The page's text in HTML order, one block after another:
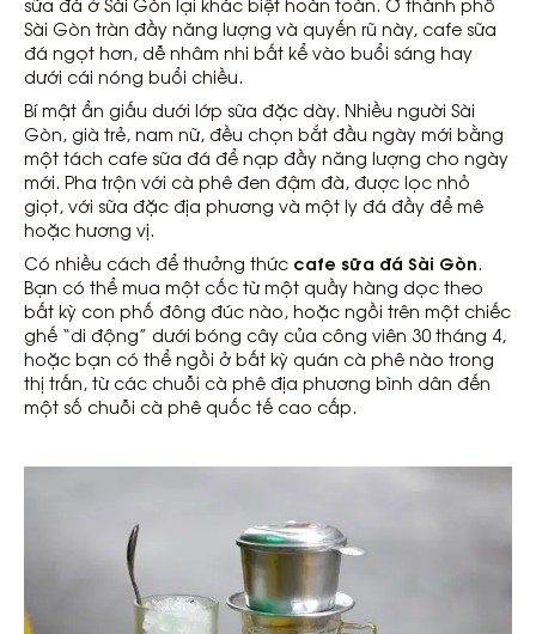
Sài Gòn tràn đầy năng lượng và quyến rũ này, cafe sữa
đá ngọt hơn, dễ nhâm nhi bất kể vào buổi sáng hay
dưới cái nóng buổi chiều.
Bí mật ẩn giấu dưới lớp sữa đặc dày. Nhiều người Sài
Gòn, già trẻ, nam nữ, đều chọn bắt đầu ngày mới bằng
một tách cafe sữa đá để nạp đầy năng lượng cho ngày
mới. Pha trộn với cà phê đen đậm đà, được lọc nhỏ
giọt, với sữa đặc địa phương và một ly đá đầy để mê
hoặc hương vị.
Có nhiều cách để thưởng thức cafe sữa đá Sài Gòn.
Bạn có thể mua một cốc từ một quầy hàng dọc theo
bất kỳ con phố đông đúc nào, hoặc ngồi trên một chiếc
ghế “di động” dưới bóng cây của công viên 30 tháng 4,
hoặc bạn có thể ngồi ở bất kỳ quán cà phê nào trong
thị trấn, từ các chuỗi cà phê địa phương bình dân đến
một số chuỗi cà phê quốc tế cao cấp.